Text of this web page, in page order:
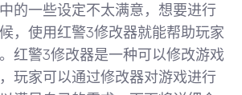
的一些设定不太满意，想要进行
，使用红警3修改器就能帮助玩家
红警3修改器是一种可以修改游戏
玩家可以通过修改器对游戏进行